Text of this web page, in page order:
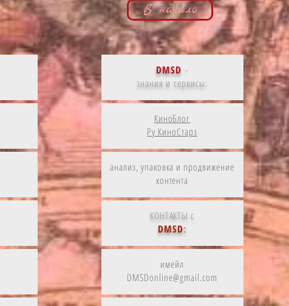
В начало
DMSD -
знания и сервисы:
КиноБлог
Ру КиноСтарз
анализ, упаковка и продвижение
контента
КОНТАКТЫ с
DMSD:
имейл
DMSDonline@gmail.com